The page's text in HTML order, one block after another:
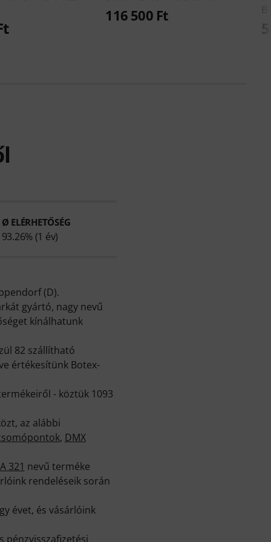
116 500 Ft
Ø ELÉRHETŐSÉG
93.26% (1 év)
(D).
gyártó, nagy nevű
kínálhatunk
82 szállítható
értékesítünk Botex-
- köztük 1093
az alábbi
, DMX
321 nevű terméke
rendeléseik során
évet, és vásárlóink
pénzvisszafizetési